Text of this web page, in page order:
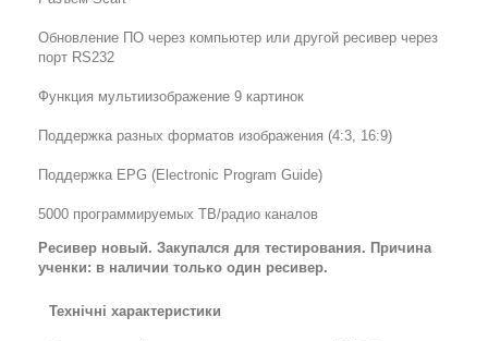
Обновление ПО через компьютер или другой ресивер через
порт RS232
Функция мультиизображение 9 картинок
Поддержка разных форматов изображения (4:3, 16:9)
Поддержка EPG (Electronic Program Guide)
5000 программируемых ТВ/радио каналов
Ресивер новый. Закупался для тестирования. Причина
ученки: в наличии только один ресивер.
Технічні характеристики